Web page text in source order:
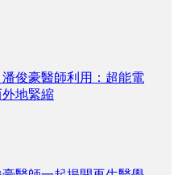
俊豪醫師利用：超能電
地緊縮